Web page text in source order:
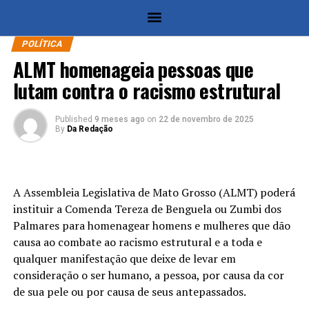
POLÍTICA
ALMT homenageia pessoas que
lutam contra o racismo estrutural
Published 9 meses ago on 22 de novembro de 2025
By Da Redação
A Assembleia Legislativa de Mato Grosso (ALMT) poderá
instituir a Comenda Tereza de Benguela ou Zumbi dos
Palmares para homenagear homens e mulheres que dão
causa ao combate ao racismo estrutural e a toda e
qualquer manifestação que deixe de levar em
consideração o ser humano, a pessoa, por causa da cor
de sua pele ou por causa de seus antepassados.